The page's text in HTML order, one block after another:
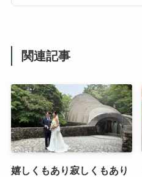
関連記事
嬉しくもあり寂しくもあり